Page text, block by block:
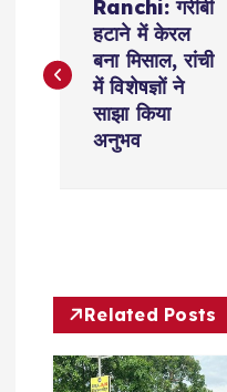
s
v
Ranchi: गरीबी
हटाने में केरल
बना मिसाल, रांची
में विशेषज्ञों ने
साझा किया
अनुभव
Related Posts